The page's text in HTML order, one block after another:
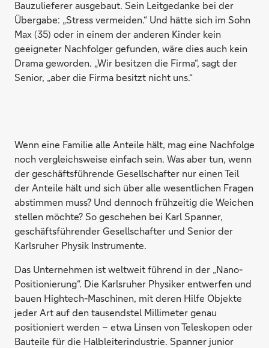
Bauzulieferer ausgebaut. Sein Leitgedanke bei der
Übergabe: „Stress vermeiden.“ Und hätte sich im Sohn
Max (35) oder in einem der anderen Kinder kein
geeigneter Nachfolger gefunden, wäre dies auch kein
Drama geworden. „Wir besitzen die Firma“, sagt der
Senior, „aber die Firma besitzt nicht uns.“
Wenn eine Familie alle Anteile hält, mag eine Nachfolge
noch vergleichsweise einfach sein. Was aber tun, wenn
der geschäftsführende Gesellschafter nur einen Teil
der Anteile hält und sich über alle wesentlichen Fragen
abstimmen muss? Und dennoch frühzeitig die Weichen
stellen möchte? So geschehen bei Karl Spanner,
geschäftsführender Gesellschafter und Senior der
Karlsruher Physik Instrumente.
Das Unternehmen ist weltweit führend in der „Nano-
Positionierung“. Die Karlsruher Physiker entwerfen und
bauen Hightech-Maschinen, mit deren Hilfe Objekte
jeder Art auf den tausendstel Millimeter genau
positioniert werden – etwa Linsen von Teleskopen oder
Bauteile für die Halbleiterindustrie. Spanner junior